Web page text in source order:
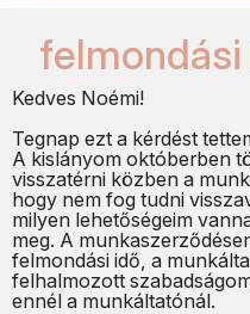
Kedves Noémi!
Tegnap ezt a kérdést
A kislányom októberben
visszatérni közben a
hogy nem fog tudni
milyen lehetőségeim
meg. A
felmondási idő, a
felhalmozott
ennél a munkáltatónál.